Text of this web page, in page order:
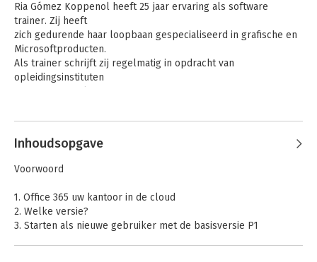
Ria Gómez Koppenol heeft 25 jaar ervaring als software
trainer. Zij heeft
zich gedurende haar loopbaan gespecialiseerd in grafische en
Microsoftproducten.
Als trainer schrijft zij regelmatig in opdracht van
opleidingsinstituten
Inhoudsopgave
Voorwoord
1. Office 365 uw kantoor in de cloud
2. Welke versie?
3. Starten als nieuwe gebruiker met de basisversie P1